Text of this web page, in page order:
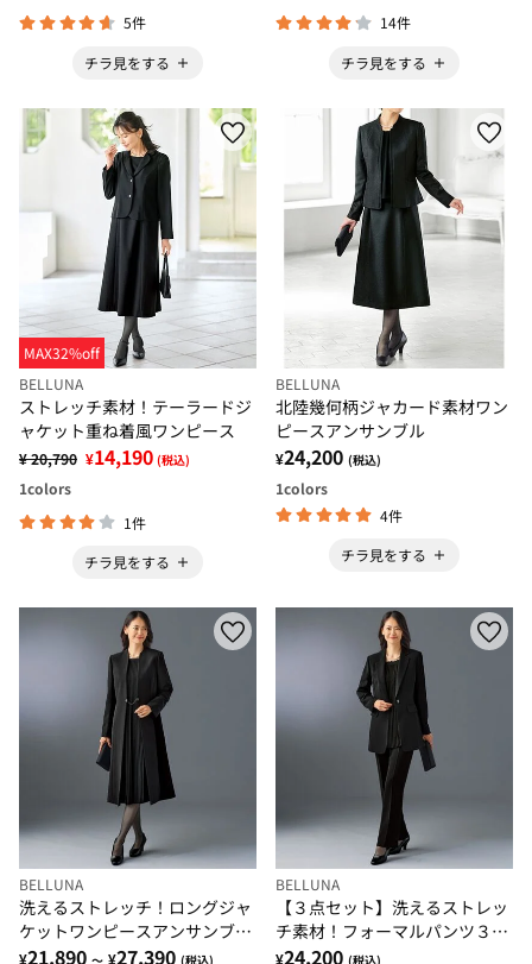
5件
チラ見をする
14件
チラ見をする
MAX32%off
BELLUNA
ストレッチ素材！テーラードジ
ャケット重ね着風ワンピース
¥ 20,790 ¥14,190 (税込)
1colors
1件
チラ見をする
BELLUNA
北陸幾何柄ジャカード素材ワン
ピースアンサンブル
¥24,200 (税込)
1colors
4件
チラ見をする
BELLUNA
洗えるストレッチ！ロングジャ
ケットワンピースアンサンブル
（ドレスレット付）
¥21,890 ～ ¥27,390 (税込)
BELLUNA
【３点セット】洗えるストレッ
チ素材！フォーマルパンツ３点
セット
¥24,200 (税込)